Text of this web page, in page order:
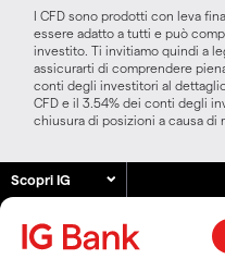
I CFD sono prodotti con leva
essere adatto a tutti e può
investito. Ti invitiamo quindi a
assicurarti di comprendere
conti degli investitori al
CFD e il 3.54% dei conti degli
chiusura di posizioni a causa di
Scopri IG